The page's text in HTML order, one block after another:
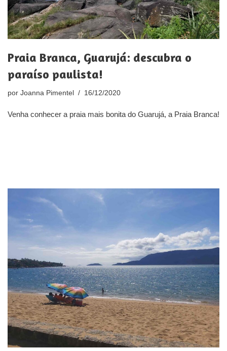
Praia Branca, Guarujá: descubra o
paraíso paulista!
por Joanna Pimentel 16/12/2020
Venha conhecer a praia mais bonita do Guarujá, a Praia Branca!